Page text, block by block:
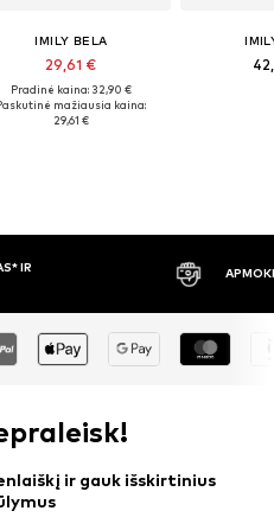
IMILY BELA
29,61 €
Pradinė kaina: 32,90 €
mažiausia kaina:
29,61 €
30 DIENŲ
ir gauk išskirtinius